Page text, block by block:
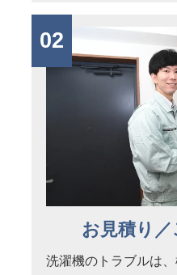
02
お見積り
洗濯機のトラブルは